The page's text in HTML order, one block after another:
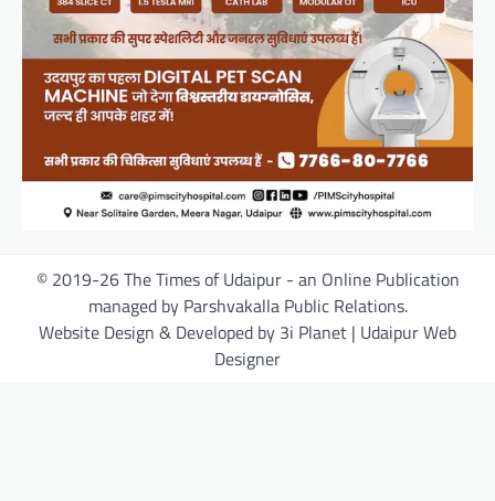
© 2019-26 The Times of Udaipur - an Online Publication
managed by Parshvakalla Public Relations.
Website Design & Developed by 3i Planet | Udaipur Web
Designer